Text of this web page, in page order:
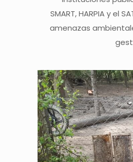
SMART, HARPIA y el
amenazas